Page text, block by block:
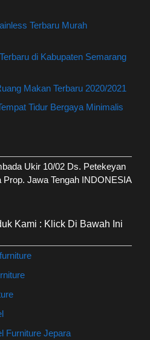
Terbaru Murah
di Kabupaten Semarang
Makan Terbaru 2020/2021
Tidur Bergaya Minimalis
Ukir 10/02 Ds. Petekeyan
Prop. Jawa Tengah INDONESIA
Kami : Klick Di Bawah Ini
Furniture Jepara